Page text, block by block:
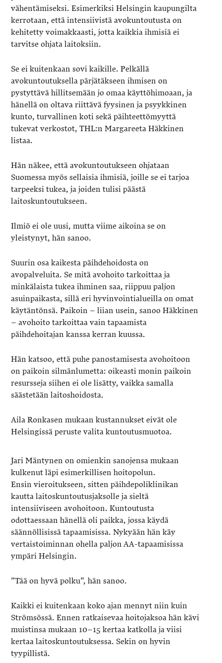
vähentämiseksi. Esimerkiksi Helsingin kaupungilta
kerrotaan, että intensiivistä avokuntoutusta on
kehitetty voimakkaasti, jotta kaikkia ihmisiä ei
tarvitse ohjata laitoksiin.
Se ei kuitenkaan sovi kaikille. Pelkällä
avokuntoutuksella pärjätäkseen ihmisen on
pystyttävä hillitsemään jo omaa käyttöhimoaan, ja
hänellä on oltava riittävä fyysinen ja psyykkinen
kunto, turvallinen koti sekä päihteettömyyttä
tukevat verkostot, THL:n Margareeta Häkkinen
listaa.
Hän näkee, että avokuntoutukseen ohjataan
Suomessa myös sellaisia ihmisiä, joille se ei tarjoa
tarpeeksi tukea, ja joiden tulisi päästä
laitoskuntoutukseen.
Ilmiö ei ole uusi, mutta viime aikoina se on
yleistynyt, hän sanoo.
Suurin osa kaikesta päihdehoidosta on
avopalveluita. Se mitä avohoito tarkoittaa ja
minkälaista tukea ihminen saa, riippuu paljon
asuinpaikasta, sillä eri hyvinvointialueilla on omat
käytäntönsä. Paikoin – liian usein, sanoo Häkkinen
– avohoito tarkoittaa vain tapaamista
päihdehoitajan kanssa kerran kuussa.
Hän katsoo, että puhe panostamisesta avohoitoon
on paikoin silmänlumetta: oikeasti monin paikoin
resursseja siihen ei ole lisätty, vaikka samalla
säästetään laitoshoidosta.
Aila Ronkasen mukaan kustannukset eivät ole
Helsingissä peruste valita kuntoutusmuotoa.
Jari Mäntynen on omienkin sanojensa mukaan
kulkenut läpi esimerkillisen hoitopolun.
Ensin vieroitukseen, sitten päihdepoliklinikan
kautta laitoskuntoutusjaksolle ja sieltä
intensiiviseen avohoitoon. Kuntoutusta
odottaessaan hänellä oli paikka, jossa käydä
säännöllisissä tapaamisissa. Nykyään hän käy
vertaistoiminnan ohella paljon AA-tapaamisissa
ympäri Helsingin.
”Tää on hyvä polku”, hän sanoo.
Kaikki ei kuitenkaan koko ajan mennyt niin kuin
Strömsössä. Ennen ratkaisevaa hoitojaksoa hän kävi
muistinsa mukaan 10–15 kertaa katkolla ja viisi
kertaa laitoskuntoutuksessa. Sekin on hyvin
tyypillistä.